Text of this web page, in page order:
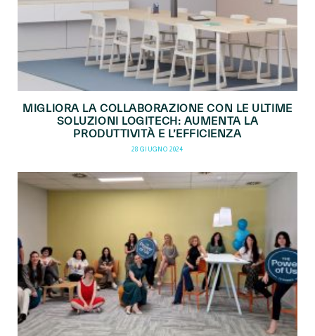
MIGLIORA LA COLLABORAZIONE CON LE ULTIME
SOLUZIONI LOGITECH: AUMENTA LA
PRODUTTIVITÀ E L’EFFICIENZA
28 GIUGNO 2024